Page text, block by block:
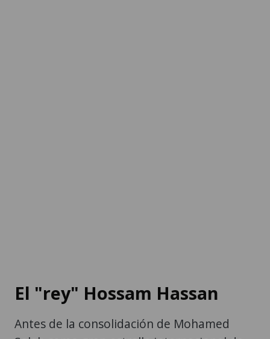
El "rey" Hossam Hassan
Antes de la consolidación de Mohamed